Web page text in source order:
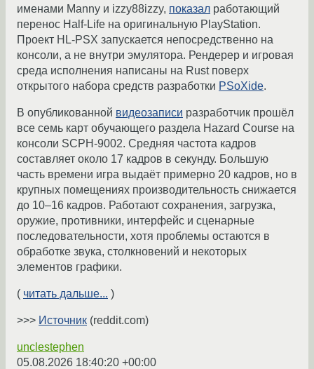
именами Manny и izzy88izzy, показал работающий
перенос Half-Life на оригинальную PlayStation.
Проект HL-PSX запускается непосредственно на
консоли, а не внутри эмулятора. Рендерер и игровая
среда исполнения написаны на Rust поверх
открытого набора средств разработки PSoXide.
В опубликованной видеозаписи разработчик прошёл
все семь карт обучающего раздела Hazard Course на
консоли SCPH-9002. Средняя частота кадров
составляет около 17 кадров в секунду. Большую
часть времени игра выдаёт примерно 20 кадров, но в
крупных помещениях производительность снижается
до 10–16 кадров. Работают сохранения, загрузка,
оружие, противники, интерфейс и сценарные
последовательности, хотя проблемы остаются в
обработке звука, столкновений и некоторых
элементов графики.
( читать дальше... )
>>> Источник (reddit.com)
unclestephen
05.08.2026 18:40:20 +00:00